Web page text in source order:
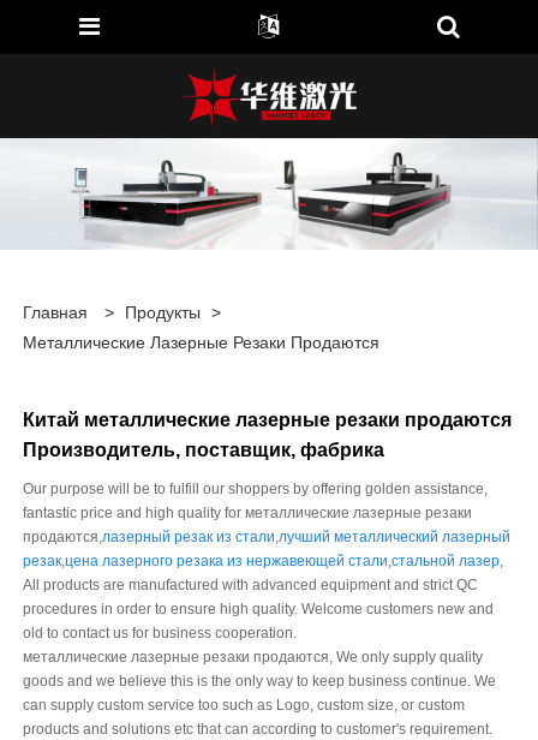
Главная > Продукты
>
Металлические Лазерные Резаки Продаются
Китай металлические лазерные резаки продаются
Производитель, поставщик, фабрика
Our purpose will be to fulfill our shoppers by offering golden assistance,
fantastic price and high quality for металлические лазерные резаки
продаются, лазерный резак из стали лучший металлический лазерный
резак, цена лазерного резака из нержавеющей стали стальной лазер,
All products are manufactured with advanced equipment and strict QC
procedures in order to ensure high quality. Welcome customers new and
old to contact us for business cooperation.
металлические лазерные резаки продаются, We only supply quality
goods and we believe this is the only way to keep business continue. We
can supply custom service too such as Logo, custom size, or custom
products and solutions etc that can according to customer's requirement.